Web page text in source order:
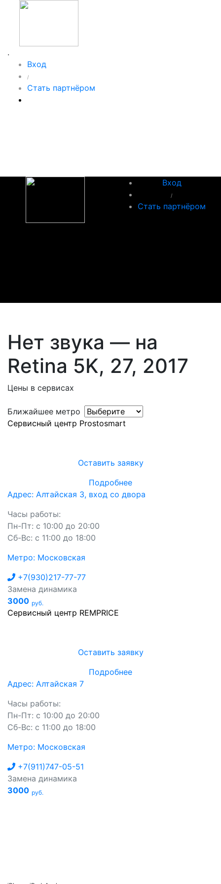
.
Вход
/
Стать партнёром
Вход
/
Стать партнёром
Нет звука — на
Retina 5K, 27, 2017
Цены в сервисах
Ближайшее метро
Сервисный центр Prostosmart
Оставить заявку
Подробнее
Адрес: Алтайская 3, вход со двора
Часы работы:
Пн-Пт: с 10:00 до 20:00
Сб-Вс: с 11:00 до 18:00
Метро: Московская
+7(930)217-77-77
Замена динамика
3000 руб.
Сервисный центр REMPRICE
Оставить заявку
Подробнее
Адрес: Алтайская 7
Часы работы:
Пн-Пт: с 10:00 до 20:00
Сб-Вс: с 11:00 до 18:00
Метро: Московская
+7(911)747-05-51
Замена динамика
3000 руб.